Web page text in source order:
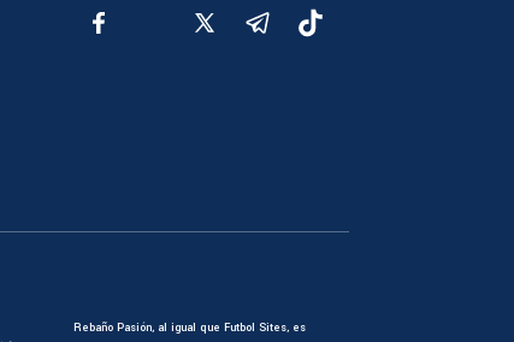
Rebaño Pasión, al igual que Futbol Sites, es